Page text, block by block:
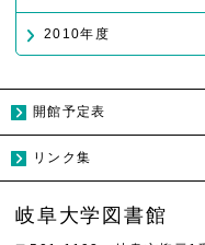
2010年度
開館予定表
リンク集
岐阜大学図書館